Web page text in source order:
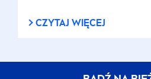
CZYTAJ WIĘCEJ